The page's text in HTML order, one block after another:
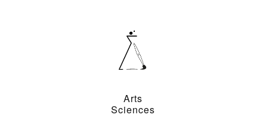
Arts
Sciences